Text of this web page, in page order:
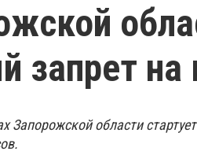
запрет
Запорожской области